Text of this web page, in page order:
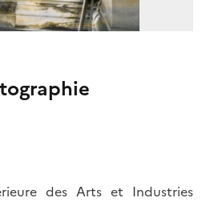
des Arts et Industries